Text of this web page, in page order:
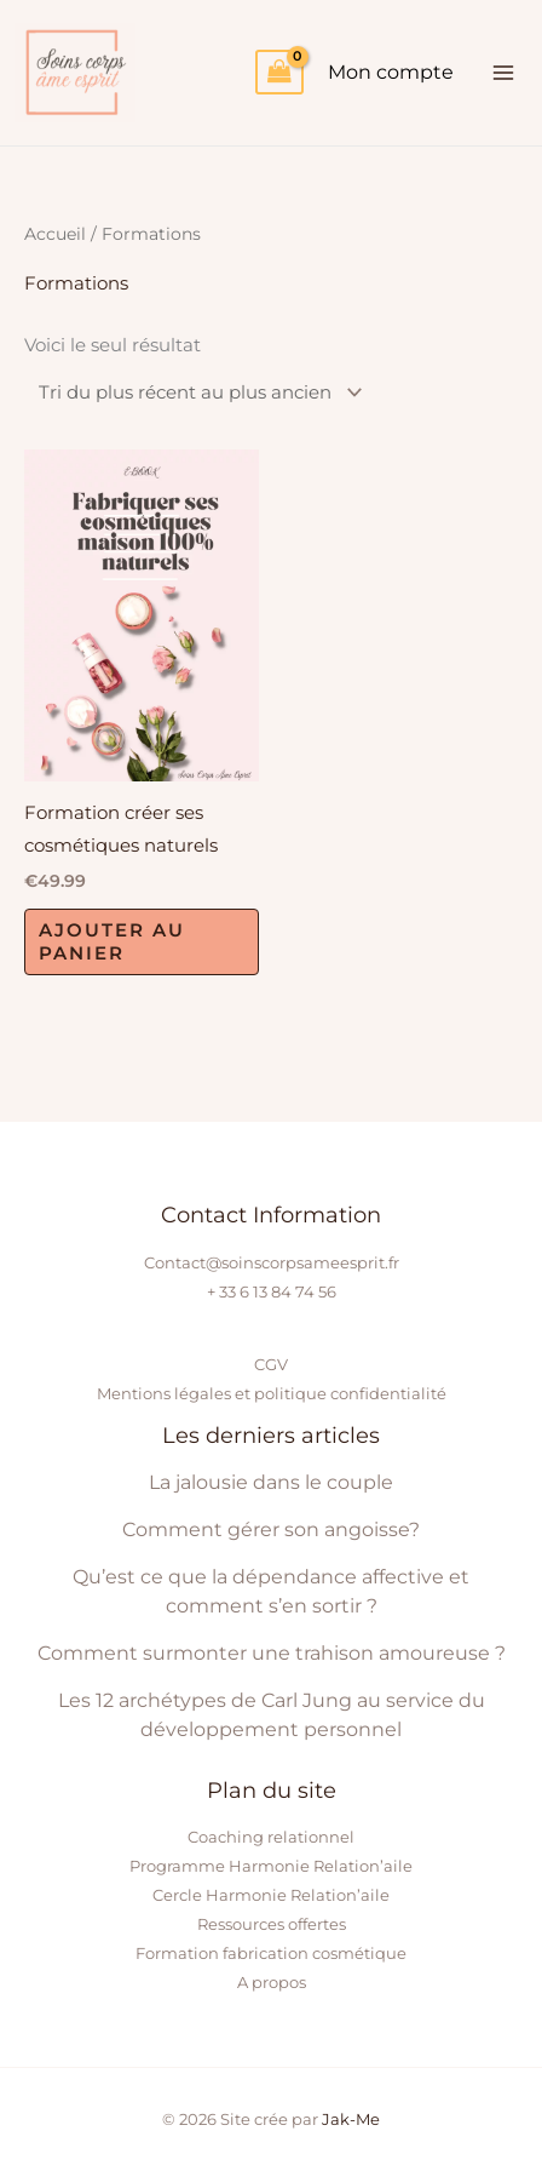
contenu
Mon compte
Accueil / Formations
Formations
Voici le seul résultat
Formation créer ses
cosmétiques naturels
€49.99
AJOUTER AU
PANIER
Contact Information
Contact@soinscorpsameesprit.fr
+ 33 6 13 84 74 56
CGV
Mentions légales et politique confidentialité
Les derniers articles
La jalousie dans le couple
Comment gérer son angoisse?
Qu’est ce que la dépendance affective et
comment s’en sortir ?
Comment surmonter une trahison amoureuse ?
Les 12 archétypes de Carl Jung au service du
développement personnel
Plan du site
Coaching relationnel
Programme Harmonie Relation’aile
Cercle Harmonie Relation’aile
Ressources offertes
Formation fabrication cosmétique
A propos
© 2026 Site crée parJak-Me